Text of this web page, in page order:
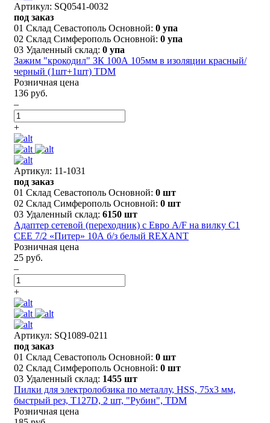
Артикул: SQ0541-0032
под заказ
01 Склад Севастополь Основной: 0 упа
02 Склад Симферополь Основной: 0 упа
03 Удаленный склад: 0 упа
Зажим "крокодил" ЗК 100А 105мм в изоляции красный/
черный (1шт+1шт) TDM
Розничная цена
136 руб.
–
+
Артикул: 11-1031
под заказ
01 Склад Севастополь Основной: 0 шт
02 Склад Симферополь Основной: 0 шт
03 Удаленный склад: 6150 шт
Адаптер сетевой (переходник) с Евро А/F на вилку С1
CEE 7/2 «Питер» 10А б/з белый REXANT
Розничная цена
25 руб.
–
+
Артикул: SQ1089-0211
под заказ
01 Склад Севастополь Основной: 0 шт
02 Склад Симферополь Основной: 0 шт
03 Удаленный склад: 1455 шт
Пилки для электролобзика по металлу, HSS, 75х3 мм,
быстрый рез, T127D, 2 шт, "Рубин", TDM
Розничная цена